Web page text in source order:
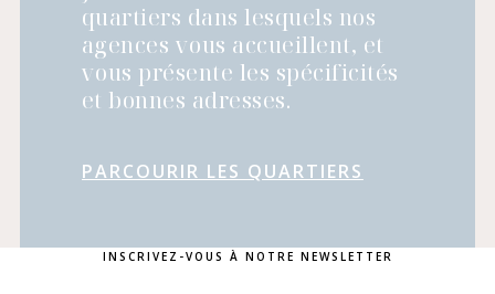
quartiers dans lesquels nos
agences vous accueillent, et
vous présente les spécificités
et bonnes adresses.
PARCOURIR LES QUARTIERS
INSCRIVEZ-VOUS À NOTRE NEWSLETTER